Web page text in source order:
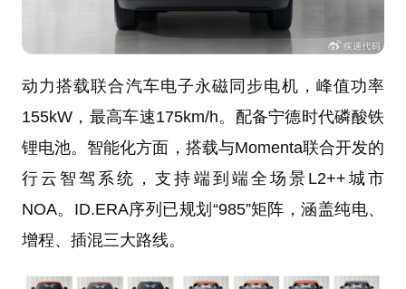
动力搭载联合汽车电子永磁同步电机，峰值功率
155kW，最高车速175km/h。配备宁德时代磷酸铁
锂电池。智能化方面，搭载与Momenta联合开发的
行云智驾系统，支持端到端全场景L2++城市
NOA。ID.ERA序列已规划“985”矩阵，涵盖纯电、
增程、插混三大路线。